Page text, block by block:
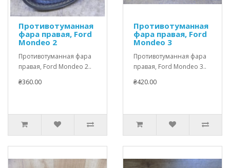
Противотуманная
фара правая, Ford
Mondeo 2
Противотуманная фара
правая, Ford Mondeo 2..
₴360.00
Противотуманная
фара правая, Ford
Mondeo 3
Противотуманная фара
правая, Ford Mondeo 3..
₴420.00